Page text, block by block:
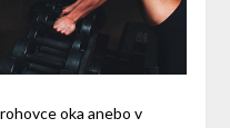
oka anebo v